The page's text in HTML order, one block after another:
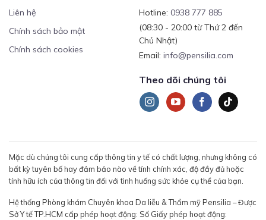
Liên hệ
Chính sách bảo mật
Chính sách cookies
Hotline: 0938 777 885
(08:30 - 20:00 từ Thứ 2 đến
Chủ Nhật)
Email: info@pensilia.com
Theo dõi chúng tôi
Mặc dù chúng tôi cung cấp thông tin y tế có chất lượng, nhưng không có
bất kỳ tuyên bố hay đảm bảo nào về tính chính xác, độ đầy đủ hoặc
tính hữu ích của thông tin đối với tình huống sức khỏe cụ thể của bạn.
Hệ thống Phòng khám Chuyên khoa Da liễu & Thẩm mỹ Pensilia – Được
Sở Y tế TP.HCM cấp phép hoạt động: Số Giấy phép hoạt động: